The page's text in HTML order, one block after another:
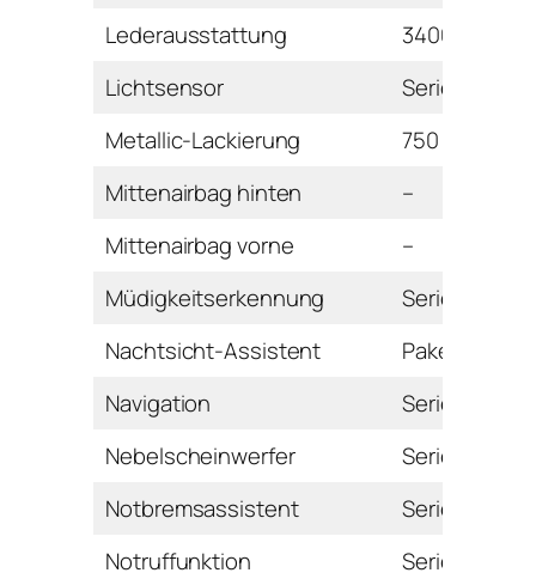
Lederausstattung
3400 Euro
Lichtsensor
Serie
Metallic-Lackierung
750 Euro
Mittenairbag hinten
–
Mittenairbag vorne
–
Müdigkeitserkennung
Serie
Nachtsicht-Assistent
Paket
Navigation
Serie
Nebelscheinwerfer
Serie
Notbremsassistent
Serie
Notruffunktion
Serie